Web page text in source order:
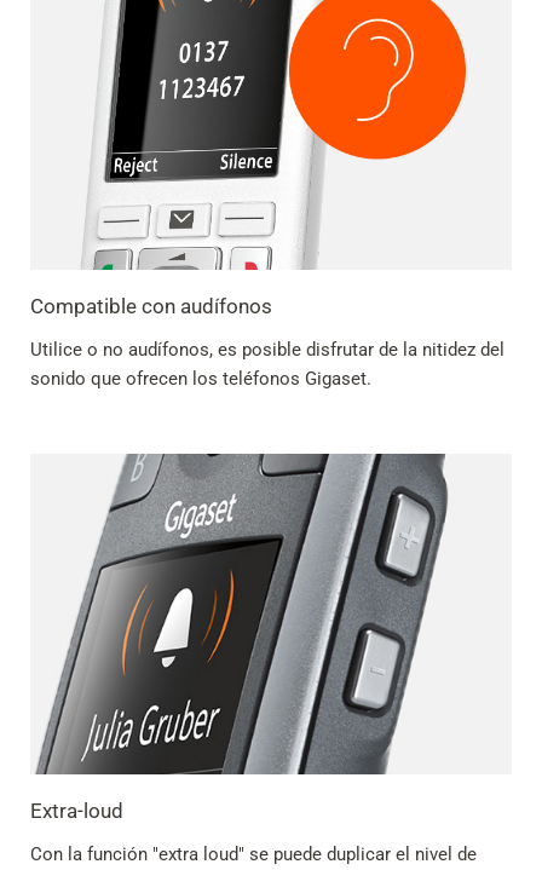
Compatible con audífonos
Utilice o no audífonos, es posible disfrutar de la nitidez del
sonido que ofrecen los teléfonos Gigaset.
Extra-loud
Con la función "extra loud" se puede duplicar el nivel de